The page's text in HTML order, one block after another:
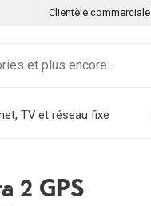
Clientèle commerciale
TV et réseau fixe
2 GPS